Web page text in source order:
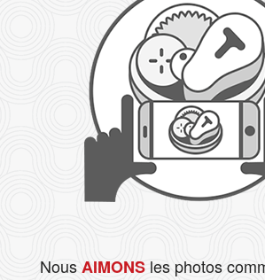
NousAIMONSles photos